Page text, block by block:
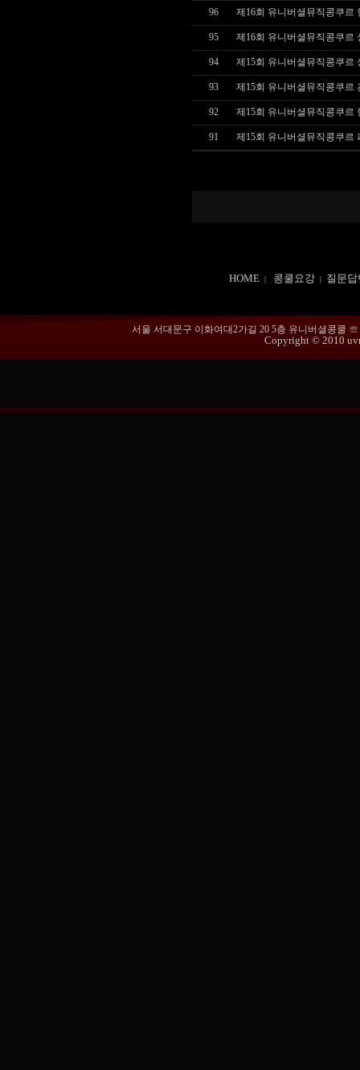
96 제16회 유니버셜뮤직콩쿠르
95 제16회 유니버셜뮤직콩쿠르
94 제15회 유니버셜뮤직콩쿠르
93 제15회 유니버셜뮤직콩쿠르
92 제15회 유니버셜뮤직콩쿠르
91 제15회 유니버셜뮤직콩쿠르
HOME | 콩쿨요강 | 질문답
서울 서대문구 이화여대2가길 20 5층 유니버셜콩쿨 ☏
Copyright © 2010